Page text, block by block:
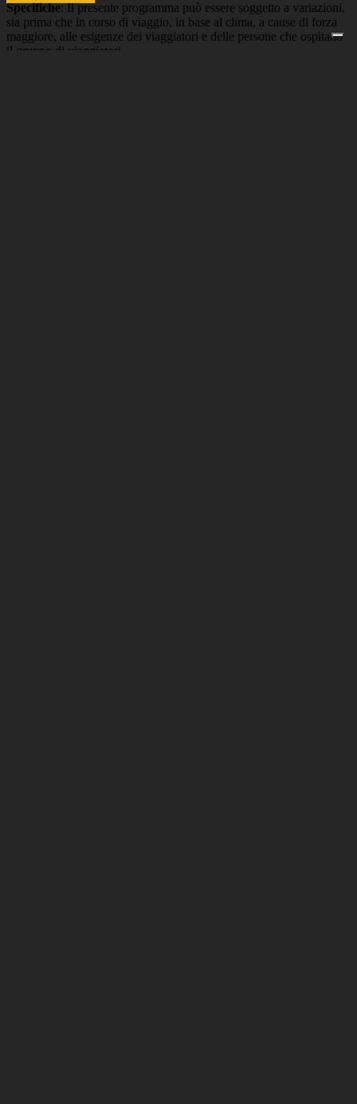
Specifiche: Il presente programma può essere soggetto a variazioni,
sia prima che in corso di viaggio, in base al clima, a cause di forza
maggiore, alle esigenze dei viaggiatori e delle persone che ospitano
il gruppo di viaggiatori.